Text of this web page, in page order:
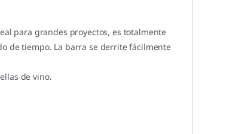
para grandes proyectos, es totalmente
de tiempo. La barra se derrite fácilmente
de vino.